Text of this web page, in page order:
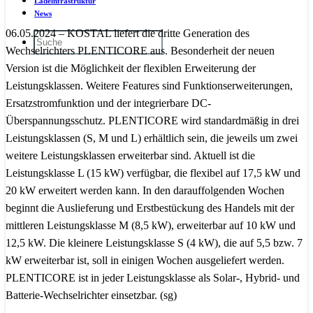
News
06.05.2024 – KOSTAL liefert die dritte Generation des
Wechselrichters PLENTICORE aus. Besonderheit der neuen
Version ist die Möglichkeit der flexiblen Erweiterung der
Leistungsklassen. Weitere Features sind Funktionserweiterungen,
Ersatzstromfunktion und der integrierbare DC-
Überspannungsschutz. PLENTICORE wird standardmäßig in drei
Leistungsklassen (S, M und L) erhältlich sein, die jeweils um zwei
weitere Leistungsklassen erweiterbar sind. Aktuell ist die
Leistungsklasse L (15 kW) verfügbar, die flexibel auf 17,5 kW und
20 kW erweitert werden kann. In den darauffolgenden Wochen
beginnt die Auslieferung und Erstbestückung des Handels mit der
mittleren Leistungsklasse M (8,5 kW), erweiterbar auf 10 kW und
12,5 kW. Die kleinere Leistungsklasse S (4 kW), die auf 5,5 bzw. 7
kW erweiterbar ist, soll in einigen Wochen ausgeliefert werden.
PLENTICORE ist in jeder Leistungsklasse als Solar-, Hybrid- und
Batterie-Wechselrichter einsetzbar. (sg)